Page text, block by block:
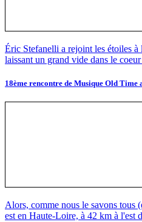
Éric Stefanelli a rejoint les étoiles
laissant un grand vide dans le
18ème rencontre de Musique Old Time
Alors, comme nous le savons tous
est en Haute-Loire, à 42 km à l'est